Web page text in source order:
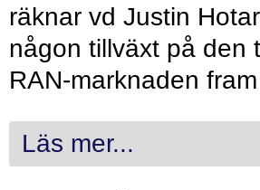
räknar vd Justin
någon tillväxt på den
RAN-marknaden
Läs mer...